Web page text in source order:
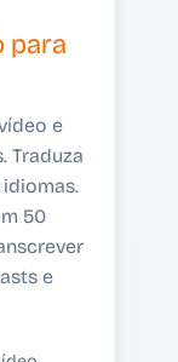
para
e
Traduza
50
e